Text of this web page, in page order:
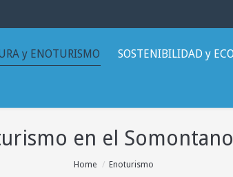
y ENOTURISMO SOSTENIBILIDAD y
en el
Home Enoturismo